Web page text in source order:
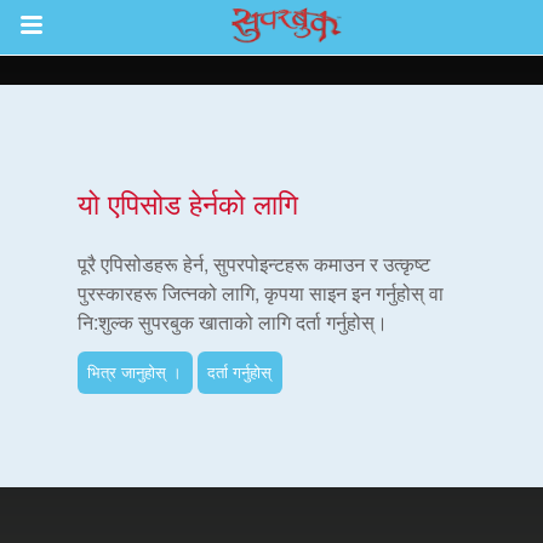
Return to Content
सुपरबुक बाइबल एप
यो एपिसोड हेर्नको लागि
पूरै एपिसोडहरू हेर्न, सुपरपोइन्टहरू कमाउन र उत्कृष्ट
पुरस्कारहरू जित्नको लागि, कृपया साइन इन गर्नुहोस् वा
नि:शुल्क सुपरबुक खाताको लागि दर्ता गर्नुहोस्।
भित्र जानुहोस् । दर्ता गर्नुहोस्